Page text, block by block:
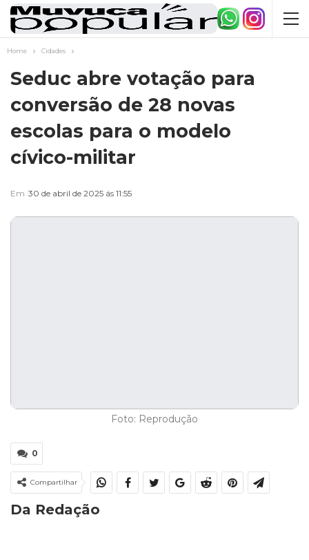
Home Cidades
Seduc abre votação para
conversão de 28 novas
escolas para o modelo
cívico-militar
Em 30 de abril de 2025 ás 11:55
Foto: Reprodução
0
Compartilhar
Da Redação